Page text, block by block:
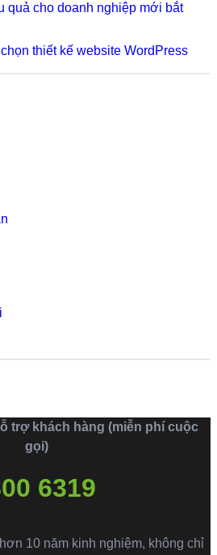
quả cho doanh nghiệp mới bắt
thiết kế website WordPress
trợ khách hàng (miễn phí cuộc
gọi)
6319
10 năm kinh nghiệm, không chỉ